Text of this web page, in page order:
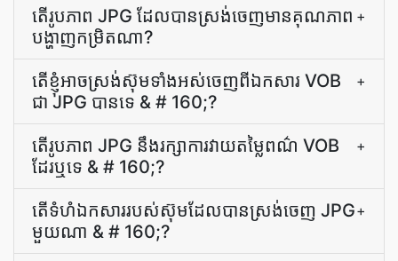
តើ​រូបភាព JPG ដែល​បាន​ស្រង់​ចេញ​មាន​គុណភាព​
បង្ហាញ​កម្រិត​ណា​?
+
តើ​ខ្ញុំ​អាច​ស្រង់​ស៊ុម​ទាំងអស់​ចេញ​ពី​ឯកសារ VOB
ជា JPG បាន​ទេ & # 160;?
+
តើ​រូបភាព JPG នឹង​រក្សា​ការ​វាយតម្លៃ​ពណ៌ VOB
ដែរឬទេ & # 160;?
+
តើ​ទំហំ​ឯកសារ​របស់​ស៊ុម​ដែល​បាន​ស្រង់ចេញ JPG
មួយ​ណា & # 160;?
+